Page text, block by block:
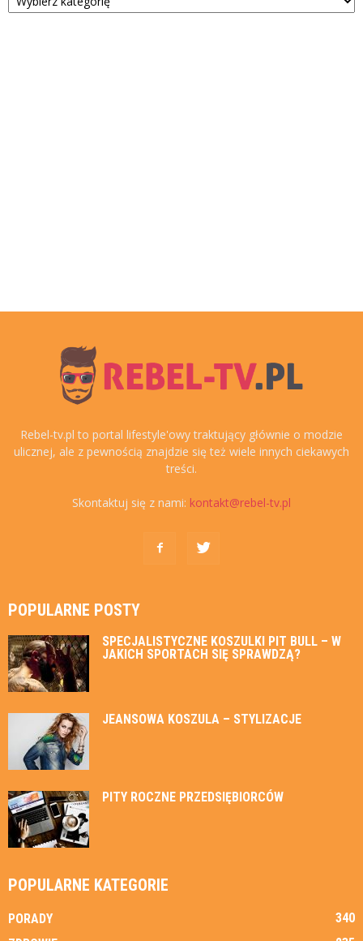
Rebel-tv.pl to portal lifestyle'owy traktujący głównie o modzie
ulicznej, ale z pewnością znajdzie się też wiele innych ciekawych
treści.
Skontaktuj się z nami: kontakt@rebel-tv.pl
POPULARNE POSTY
SPECJALISTYCZNE KOSZULKI PIT BULL – W
JAKICH SPORTACH SIĘ SPRAWDZĄ?
JEANSOWA KOSZULA – STYLIZACJE
PITY ROCZNE PRZEDSIĘBIORCÓW
POPULARNE KATEGORIE
PORADY
340